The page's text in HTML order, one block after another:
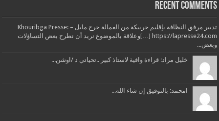
Recent Comments
تدبير مرفق النظافة بإقليم خريبكة من العمالة خرج مايل – Khouribga Presse:
[…] https://lapresse24.comوعلاقة بالموضوع نريد أن نطرح بعض التساؤلات
وبعض...
خليل مراد: قراءة وافية لاستاذ كبير ..تحياتي ذ /اوشن...
امحمد: بالتوفيق إن شاء الله...